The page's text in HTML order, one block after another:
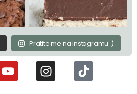
Pratite me na instagramu :)